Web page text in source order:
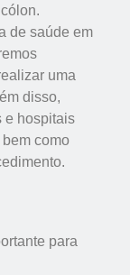
de saúde em
uma
disso,
e hospitais
como
para